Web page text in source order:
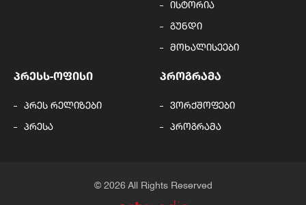
ისტორია
გუნდი
მოხალისეები
ᲞᲠᲔᲡᲡ-ᲝᲤᲘᲡᲘ
პრეს რელიზები
პრესა
ᲞᲠᲝᲒᲠᲐᲛᲐ
ვორქშოფები
პროგრამა
© 2026 All Rights Reserved